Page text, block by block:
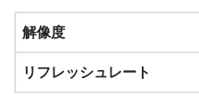
解像度
リフレッシュレート